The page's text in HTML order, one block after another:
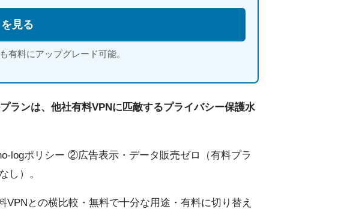
見る
料にアップグレード可能。
ランは、他社有料VPNに匹敵するプライバシー保護水
logポリシー ②広告表示・データ販売ゼロ（有料プラ
し）。
との横比較・無料で十分な用途・有料に切り替え